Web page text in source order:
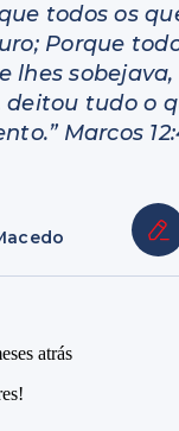
todos os
Porque
lhes sobejava,
deitou tudo o
Marcos